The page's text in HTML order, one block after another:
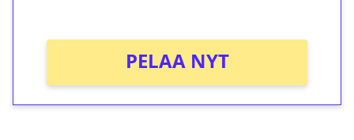
PELAA NYT